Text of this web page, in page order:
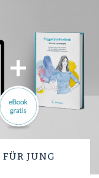
E-
Mail
JUNG